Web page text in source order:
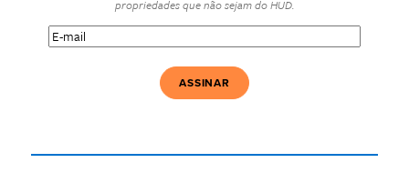
propriedades que não sejam do HUD.
E-
mail(Obrigatório)